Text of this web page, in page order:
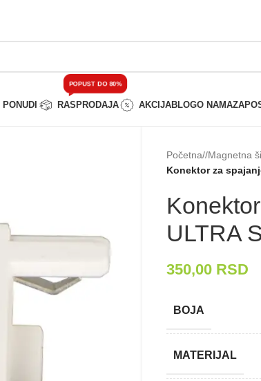
RASPRODAJA
POPUST DO 80%
AKCIJABLOGO NAMA
Početna/ Magnetna
Konektor za
ULTRA
350,00 RSD
BOJA
MATERIJAL